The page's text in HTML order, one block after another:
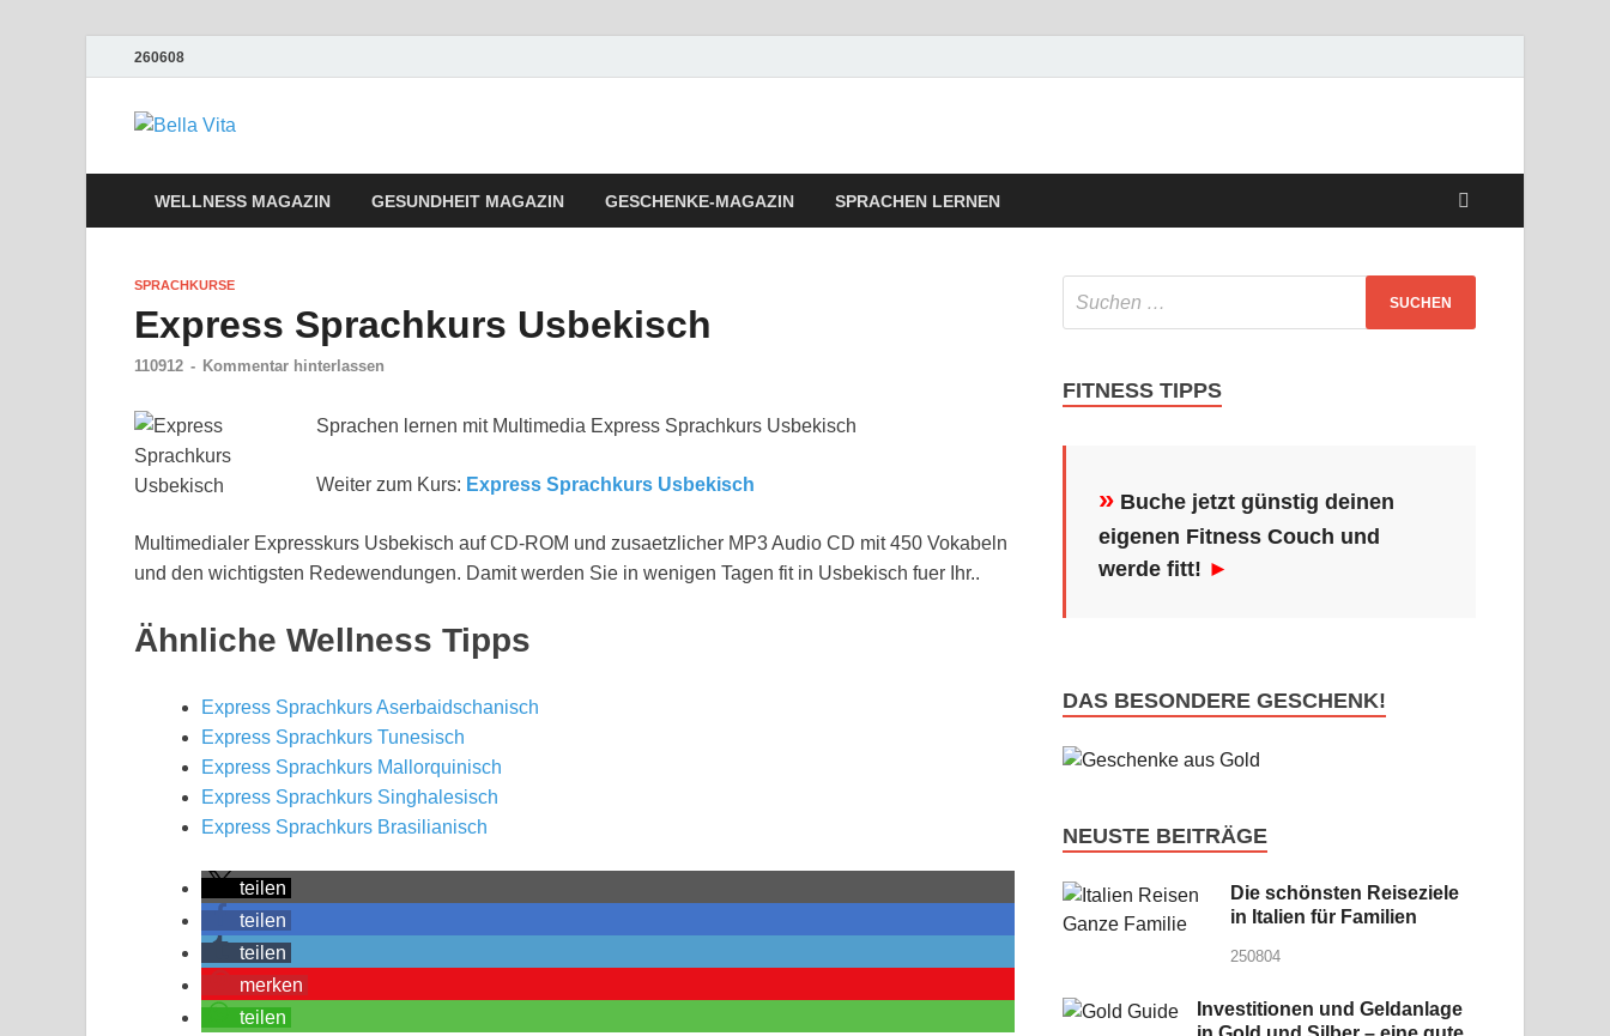
260608
Bella Vita Wellness Fitness Tipps
WELLNESS MAGAZIN GESUNDHEIT MAGAZIN GESCHENKE-MAGAZIN SPRACHEN LERNEN
SPRACHKURSE
Express Sprachkurs Usbekisch
110912 - Kommentar hinterlassen
Sprachen lernen mit Multimedia Express Sprachkurs Usbekisch
Weiter zum Kurs: Express Sprachkurs Usbekisch
Multimedialer Expresskurs Usbekisch auf CD-ROM und zusaetzlicher MP3 Audio CD mit 450 Vokabeln
und den wichtigsten Redewendungen. Damit werden Sie in wenigen Tagen fit in Usbekisch fuer Ihr..
Ähnliche Wellness Tipps
Express Sprachkurs Aserbaidschanisch
Express Sprachkurs Tunesisch
Express Sprachkurs Mallorquinisch
Express Sprachkurs Singhalesisch
Express Sprachkurs Brasilianisch
teilen
teilen
teilen
merken
teilen
FITNESS TIPPS
» Buche jetzt günstig deinen
eigenen Fitness Couch und
werde fitt! ►
DAS BESONDERE GESCHENK!
NEUSTE BEITRÄGE
Die schönsten Reiseziele
in Italien für Familien
250804
Investitionen und Geldanlage